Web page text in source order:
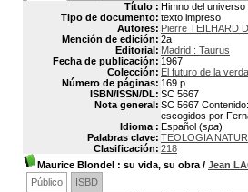
Título : Himno del universo
Tipo de documento: texto impreso
Autores: Pierre TEILHARD
Mención de edición: 2a
Editorial: Madrid : Taurus
Fecha de publicación: 1967
Colección: El futuro de la
Número de páginas: 169 p
ISBN/ISSN/DL: SC 5667
Nota general: SC 5667
escogidos por
Idioma : Español (spa)
Palabras clave: TEOLOGIA
Clasificación: 218
Maurice Blondel : su vida, su obra / Jean
Público
ISBD